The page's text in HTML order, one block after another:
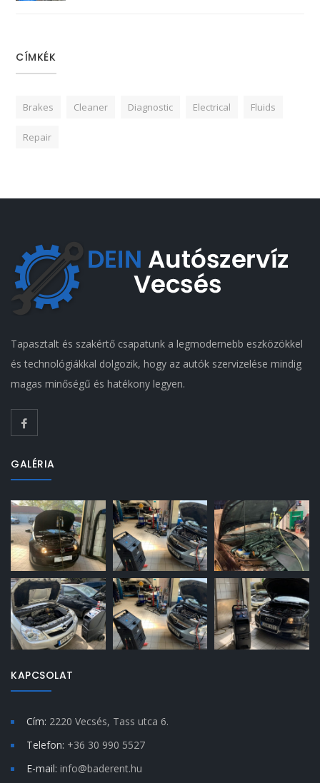
CÍMKÉK
Brakes Cleaner Diagnostic Electrical Fluids
Repair
Tapasztalt és szakértő csapatunk a legmodernebb eszközökkel
és technológiákkal dolgozik, hogy az autók szervizelése mindig
magas minőségű és hatékony legyen.
GALÉRIA
KAPCSOLAT
Cím: 2220 Vecsés, Tass utca 6.
Telefon: +36 30 990 5527
E-mail: info@baderent.hu